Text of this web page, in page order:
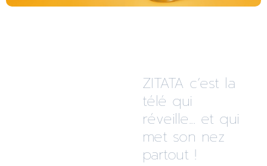
ZITATA c’est la
télé qui
réveille... et qui
met son nez
partout !